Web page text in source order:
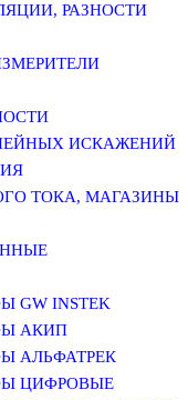
РАЗНОСТИ
ИСКАЖЕНИЙ
ТОКА, МАГАЗИНЫ
GW INSTEK
АКИП
АЛЬФАТРЕК
ЦИФРОВЫЕ